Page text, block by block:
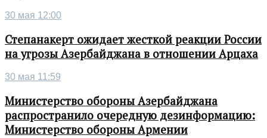
30 мая 12:00
Степанакерт ожидает жесткой реакции России
на угрозы Азербайджана в отношении Арцаха
30 мая 11:59
Министерство обороны Азербайджана
распространило очередную дезинформацию:
Министерство обороны Армении